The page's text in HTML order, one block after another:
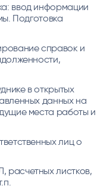
ввод информации
Подготовка
справок и
в открытых
данных на
места работы и
лиц о
листков,